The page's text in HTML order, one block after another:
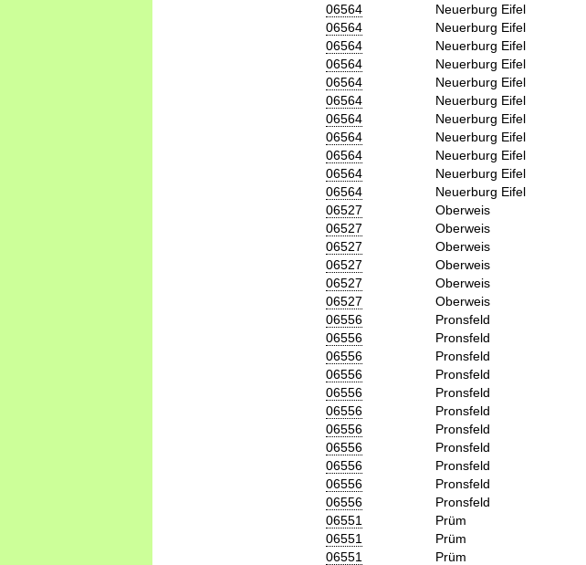
06564
Neuerburg Eifel
06564
Neuerburg Eifel
06564
Neuerburg Eifel
06564
Neuerburg Eifel
06564
Neuerburg Eifel
06564
Neuerburg Eifel
06564
Neuerburg Eifel
06564
Neuerburg Eifel
06564
Neuerburg Eifel
06564
Neuerburg Eifel
06564
Neuerburg Eifel
06527
Oberweis
06527
Oberweis
06527
Oberweis
06527
Oberweis
06527
Oberweis
06527
Oberweis
06556
Pronsfeld
06556
Pronsfeld
06556
Pronsfeld
06556
Pronsfeld
06556
Pronsfeld
06556
Pronsfeld
06556
Pronsfeld
06556
Pronsfeld
06556
Pronsfeld
06556
Pronsfeld
06556
Pronsfeld
06551
Prüm
06551
Prüm
06551
Prüm